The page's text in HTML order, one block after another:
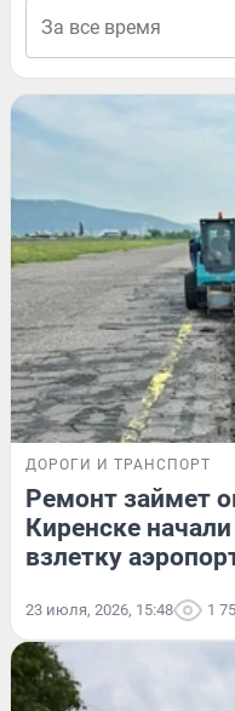
ДОРОГИ И ТРАНСПОРТ
Ремонт займет
Киренске
взлетку
23 июля, 2026, 15:48 1